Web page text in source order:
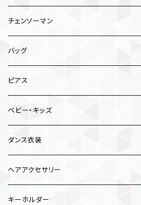
チェンソーマン
バッグ
ピアス
ベビー・キッズ
カチューム
バッグ
トップス
ダンス衣装
ヘアアクセサリー
キーホルダー